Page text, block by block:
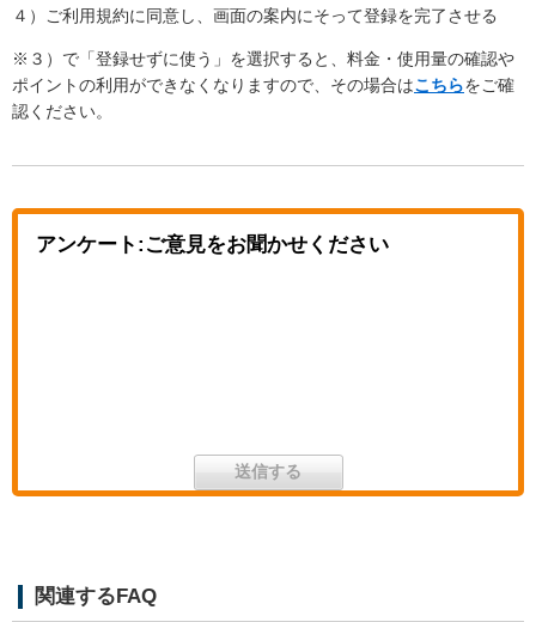
４）ご利用規約に同意し、画面の案内にそって登録を完了させる
※３）で「登録せずに使う」を選択すると、料金・使用量の確認や
ポイントの利用ができなくなりますので、その場合はこちらをご確
認ください。
アンケート:ご意見をお聞かせください
関連するFAQ